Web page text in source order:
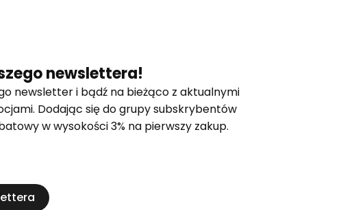
newslettera!
newsletter i bądź na bieżąco z aktualnymi
Dodając się do grupy subskrybentów
w wysokości 3% na pierwszy zakup.